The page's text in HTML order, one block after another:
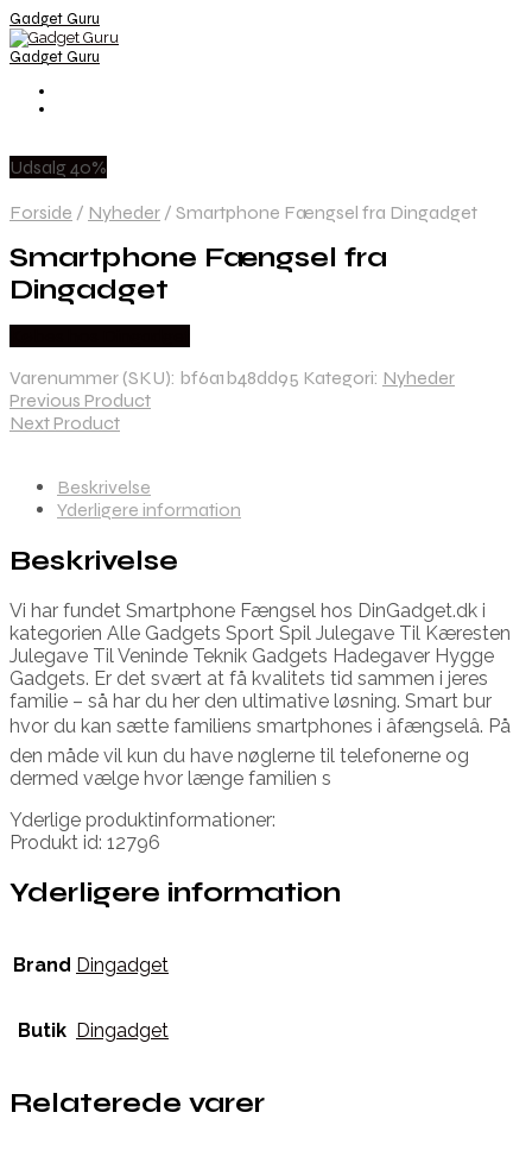
Gadget Guru
Gadget Guru
Udsalg 40%
Forside / Nyheder / Smartphone Fængsel fra Dingadget
Smartphone Fængsel fra
Dingadget
Varenummer (SKU): bf6a1b48dd95 Kategori: Nyheder
Previous Product
Next Product
Beskrivelse
Yderligere information
Beskrivelse
Vi har fundet Smartphone Fængsel hos DinGadget.dk i
kategorien Alle Gadgets Sport Spil Julegave Til Kæresten
Julegave Til Veninde Teknik Gadgets Hadegaver Hygge
Gadgets. Er det svært at få kvalitets tid sammen i jeres
familie – så har du her den ultimative løsning. Smart bur
hvor du kan sætte familiens smartphones i âfængselâ. På
den måde vil kun du have nøglerne til telefonerne og
dermed vælge hvor længe familien s
Yderlige produktinformationer:
Produkt id: 12796
Yderligere information
Brand Dingadget
Butik Dingadget
Relaterede varer